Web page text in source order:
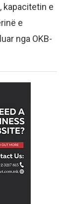
kapacitetin e
e
nga OKB-